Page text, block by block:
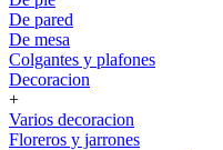
De pared
De mesa
Colgantes y plafones
Decoracion
+
Varios decoracion
Floreros y jarrones